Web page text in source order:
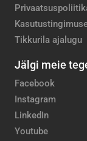
Tikkurila ajalugu
Jälgi meie
Facebook
Instagram
LinkedIn
Youtube